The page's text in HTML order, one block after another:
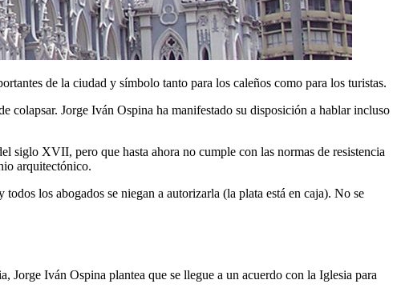
de la ciudad y símbolo tanto para los caleños como para los turistas.
colapsar. Jorge Iván Ospina ha manifestado su disposición a hablar incluso
siglo XVII, pero que hasta ahora no cumple con las normas de resistencia
arquitectónico.
los abogados se niegan a autorizarla (la plata está en caja). No se
Jorge Iván Ospina plantea que se llegue a un acuerdo con la Iglesia para